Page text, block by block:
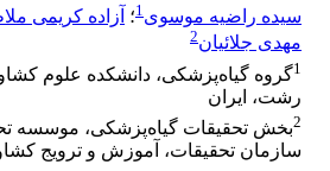
سیده راضیه موسوی1؛ آزاده کریمی
مهدی جلائیان2
1گروه گیاه‌‌‌پزشکی، دانشکده علوم
رشت، ایران
2بخش تحقیقات گیاه‌پزشکی، موسسه
سازمان تحقیقات، آموزش و ترویج